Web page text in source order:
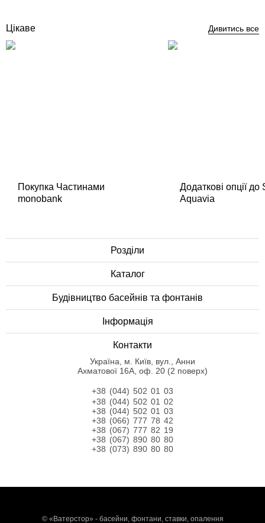
Цікаве Дивитись все
Покупка Частинами
monobank
Додаткові опції
Aquavia
Розділи
Каталог
Будівництво басейнів та фонтанів
Інформація
Контакти
Українa, м. Київ, вул., Анни
Ахматової 16А, оф. 20 (2 поверх)
+38 (044) 502 01 03
+38 (044) 502 01 02
+38 (044) 502 01 03
+38 (066) 777 78 42
+38 (067) 777 82 19
+38 (067) 890 80 80
+38 (073) 890 80 80
© «Ватерстор» - басейни, фонтани, ставки, опалення